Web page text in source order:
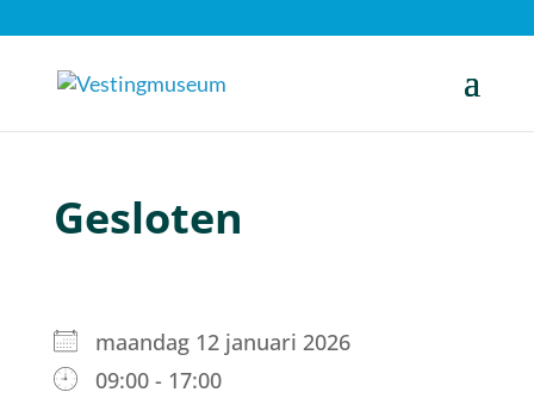
Gesloten
maandag 12 januari 2026
09:00 - 17:00